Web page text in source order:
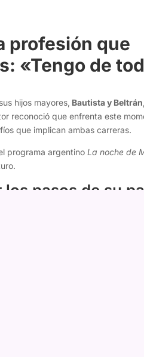
profesión que
«Tengo de
hijos mayores, Bautista y
reconoció que enfrenta este
que implican ambas carreras.
programa argentinoLa noche de
pasos de su